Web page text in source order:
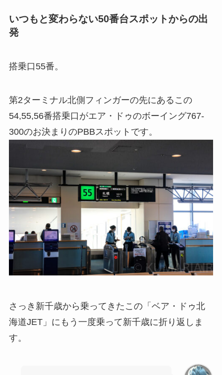
いつもと変わらない50番台スポットからの出
発
搭乗口55番。
第2ターミナル北側フィンガーの先にあるこの
54,55,56番搭乗口がエア・ドゥのボーイング767-
300のお決まりのPBBスポットです。
さっき新千歳から乗ってきたこの「ベア・ドゥ北
海道JET」にもう一度乗って新千歳に折り返しま
す。